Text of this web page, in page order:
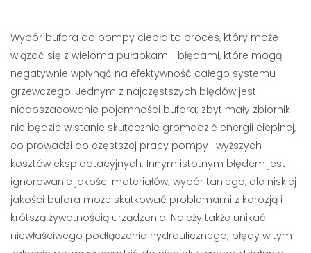
Wybór bufora do pompy ciepła to proces, który może
wiązać się z wieloma pułapkami i błędami, które mogą
negatywnie wpłynąć na efektywność całego systemu
grzewczego. Jednym z najczęstszych błędów jest
niedoszacowanie pojemności bufora; zbyt mały zbiornik
nie będzie w stanie skutecznie gromadzić energii cieplnej,
co prowadzi do częstszej pracy pompy i wyższych
kosztów eksploatacyjnych. Innym istotnym błędem jest
ignorowanie jakości materiałów; wybór taniego, ale niskiej
jakości bufora może skutkować problemami z korozją i
krótszą żywotnością urządzenia. Należy także unikać
niewłaściwego podłączenia hydraulicznego; błędy w tym